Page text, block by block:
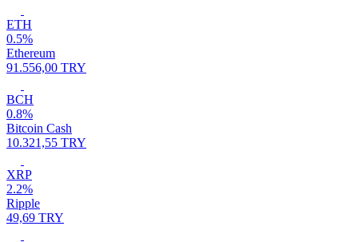
ETH
0.5%
Ethereum
91.556,00 TRY
BCH
0.8%
Bitcoin Cash
10.321,55 TRY
XRP
2.2%
Ripple
49,69 TRY